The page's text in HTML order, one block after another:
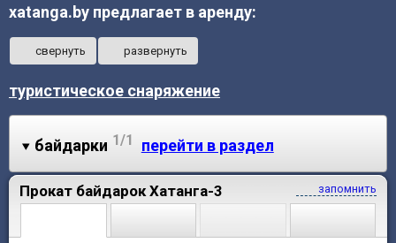
xatanga.by предлагает в аренду:
свернуть развернуть
туристическое снаряжение
байдарки 1/1 перейти в раздел
запомнить
Прокат байдарок Хатанга-3